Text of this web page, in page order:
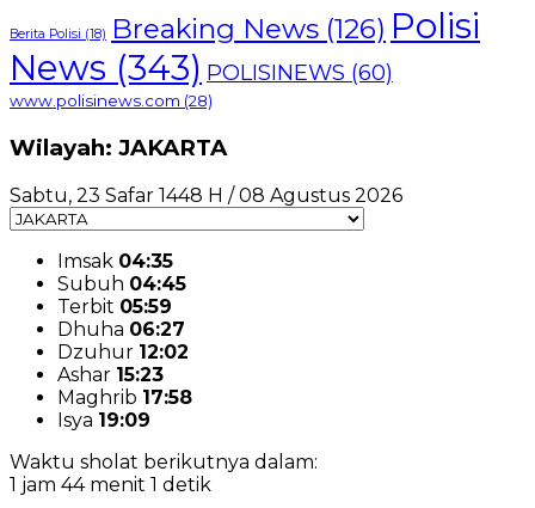
Berita Polisi (18) Breaking News (126) Polisi
News (343) POLISINEWS (60)
www.polisinews.com (28)
Wilayah: JAKARTA
Sabtu, 23 Safar 1448 H / 08 Agustus 2026
Imsak 04:35
Subuh 04:45
Terbit 05:59
Dhuha 06:27
Dzuhur 12:02
Ashar 15:23
Maghrib 17:58
Isya 19:09
Waktu sholat berikutnya dalam:
1 jam 44 menit 1 detik